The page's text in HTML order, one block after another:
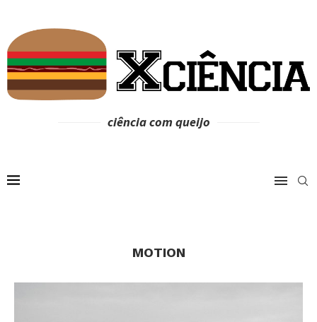
ciência com queijo
MOTION